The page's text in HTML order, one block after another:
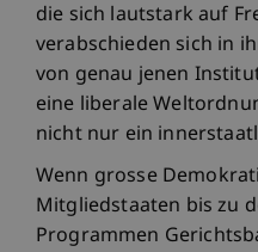
die sich lautstark auf
verabschieden sich in
von genau jenen
eine liberale
nicht nur ein
Wenn grosse
Mitgliedstaaten bis zu
Programmen